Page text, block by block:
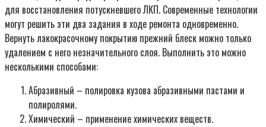
для восстановления потускневшего ЛКП. Современные технологии
могут решить эти два задания в ходе ремонта одновременно.
Вернуть лакокрасочному покрытию прежний блеск можно только
удалением с него незначительного слоя. Выполнить это можно
несколькими способами:
Абразивный – полировка кузова абразивными пастами и
полиролями.
Химический – применение химических веществ.